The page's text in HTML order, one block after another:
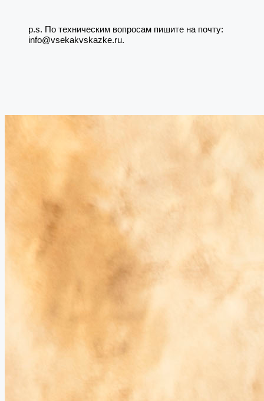
p.s. По техническим вопросам пишите на почту:
info@vsekakvskazke.ru.